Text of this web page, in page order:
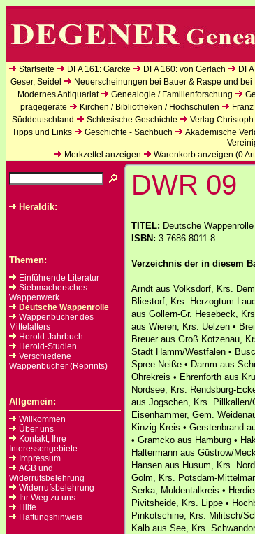
Startseite DFA 161: Garcke DFA 160: von Gerlach
Geser, Seidel
Neuerscheinungen bei Bauer & Raspe und bei
Modernes Antiquariat
Genealogie / Familienforschung
prägegeräte
Kirchen / Bibliotheken / Hochschulen
Süddeutschland
Schlesische Geschichte Verlag
Tipps und Links
Geschichte - Sachbuch Akademische
Merkzettel anzeigen
Warenkorb anzeigen (0
Heraldik:
Themen:
Einführende Literatur
Siebmachersches
Wappenwerk
Deutsche Wappenrolle
Wappenbücher des
Mittelalters
Herold-Jahrbuch
Herold-Studien
Verschiedene
Wappenbücher (Reprints)
Allgemein:
Willkommen
Über uns
Kontakt, Ihre
Interessengebiete
Impressum
AGB und
Widerrufsbelehrung
Widerrufsbelehrung
Ihr Weg zu uns
Hilfe
Haftungshinweis
DWR 09
TITEL: Deutsche
ISBN: 3-7686-8011-8
Verzeichnis der in diesem
Arndt aus Volksdorf, Krs.
Bliestorf, Krs. Herzogtum
aus Gollern-Gr. Hesebeck,
aus Wieren, Krs. Uelzen •
Breuer aus Groß Kotzenau,
Stadt Hamm/Westfalen •
Spree-Neiße • Damm aus
Ohrekreis • Ehrenforth aus
Nordsee, Krs. Rendsburg-
aus Jogschen, Krs. Pillkallen/
Eisenhammer, Gem.
Kinzig-Kreis • Gerstenbrand
• Gramcko aus Hamburg •
Haltermann aus Güstrow/
Hansen aus Husum, Krs.
Golm, Krs. Potsdam-
Serka, Muldentalkreis •
Pivitsheide, Krs. Lippe •
Pinkotschine, Krs. Militsch/
Kalb aus See, Krs.